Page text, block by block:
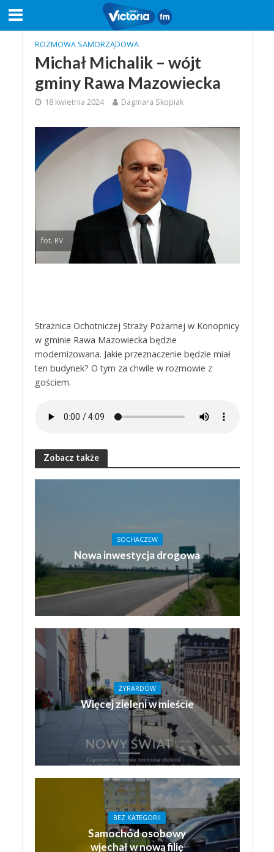
ROZMOWA SAMORZĄDOWA
Michał Michalik – wójt
gminy Rawa Mazowiecka
18 kwietnia 2024 Dagmara Skopiak
fot. RV
Strażnica Ochotniczej Straży Pożarnej w Konopnicy
w gminie Rawa Mazowiecka będzie
modernizowana. Jakie przeznaczenie będzie miał
ten budynek? O tym za chwile w rozmowie z
gościem.
Zobacz także
SOCHACZEW
Nowa inwestycja drogowa
ŻYRARDÓW
Więcej zieleni w mieście
BEZ KATEGORII
Samochód osobowy
wjechał w nową filię